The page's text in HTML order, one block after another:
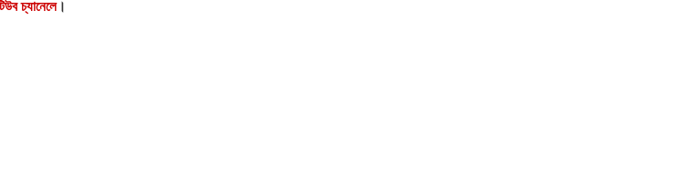
চ্যানেলে।